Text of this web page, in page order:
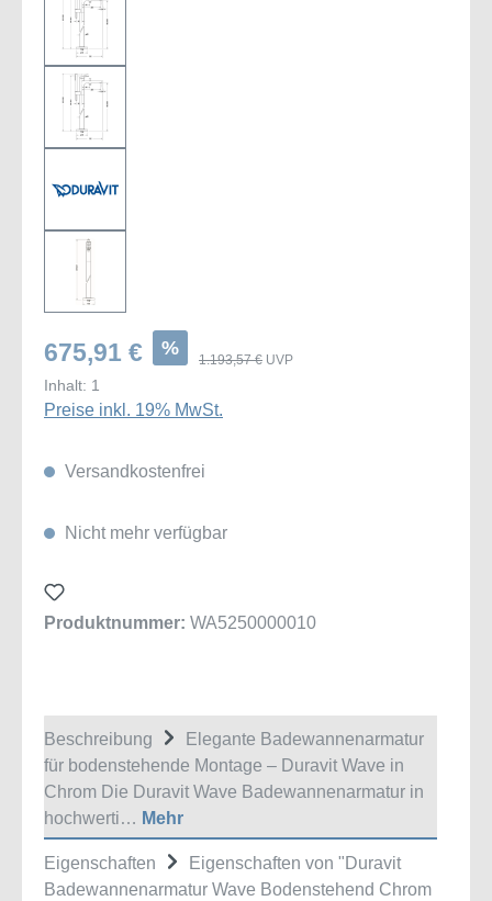
675,91 € %
1.193,57 € UVP
Inhalt: 1
Preise inkl. 19% MwSt.
Versandkostenfrei
Nicht mehr verfügbar
Produktnummer: WA5250000010
Beschreibung
Elegante Badewannenarmatur
für bodenstehende Montage – Duravit Wave in
Chrom Die Duravit Wave Badewannenarmatur in
hochwerti… Mehr
Eigenschaften
Eigenschaften von "Duravit
Badewannenarmatur Wave Bodenstehend Chrom